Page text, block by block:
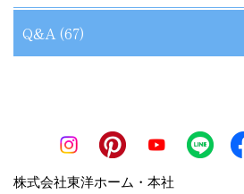
Q&A (67)
株式会社東洋ホーム・本社